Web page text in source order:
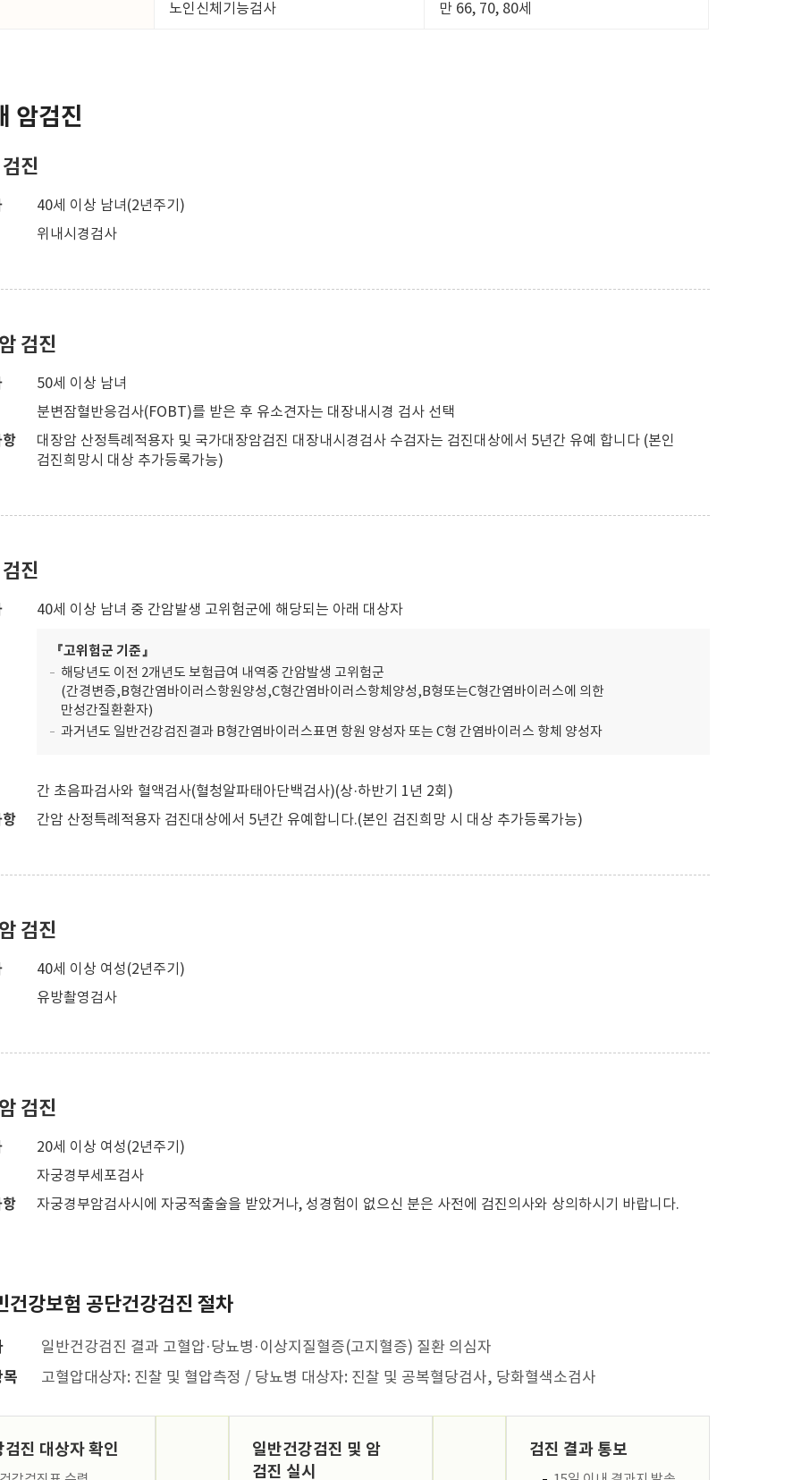
노인신체기능검사 만 66, 70, 80세
암검진
진
40세 이상 남녀(2년주기)
위내시경검사
검진
50세 이상 남녀
분변잠혈반응검사(FOBT)를 받은 후 유소견자는 대장내시경 검사 선택
대장암 산정특례적용자 및 국가대장암검진 대장내시경검사 수검자는 검진대상에서 5년간 유예 합니다 (본인
검진희망시 대상 추가등록가능)
진
40세 이상 남녀 중 간암발생 고위험군에 해당되는 아래 대상자
『고위험군 기준』
해당년도 이전 2개년도 보험급여 내역중 간암발생 고위험군
(간경변증,B형간염바이러스항원양성,C형간염바이러스항체양성,B형또는C형간염바이러스에 의한
만성간질환환자)
과거년도 일반건강검진결과 B형간염바이러스표면 항원 양성자 또는 C형 간염바이러스 항체 양성자
간 초음파검사와 혈액검사(혈청알파태아단백검사)(상·하반기 1년 2회)
간암 산정특례적용자 검진대상에서 5년간 유예합니다.(본인 검진희망 시 대상 추가등록가능)
검진
40세 이상 여성(2년주기)
유방촬영검사
검진
20세 이상 여성(2년주기)
자궁경부세포검사
자궁경부암검사시에 자궁적출술을 받았거나, 성경험이 없으신 분은 사전에 검진의사와 상의하시기 바랍니다.
건강보험 공단건강검진 절차
일반건강검진 결과 고혈압·당뇨병·이상지질혈증(고지혈증) 질환 의심자
목 고혈압대상자: 진찰 및 혈압측정 / 당뇨병 대상자: 진찰 및 공복혈당검사, 당화혈색소검사
검진 대상자 확인
일반건강검진 및 암
검진 실시
검진 결과 통보